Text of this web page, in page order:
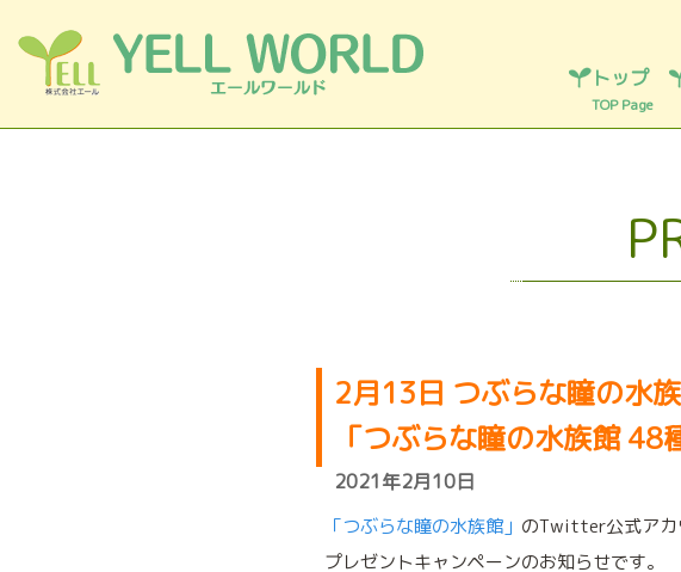
トップ
TOP Page
2月13日 つぶらな瞳の水
「つぶらな瞳の水族館
2021年2月10日
「つぶらな瞳の水族館」 のTwitter公式アカ
プレゼントキャンペーンのお知らせです。